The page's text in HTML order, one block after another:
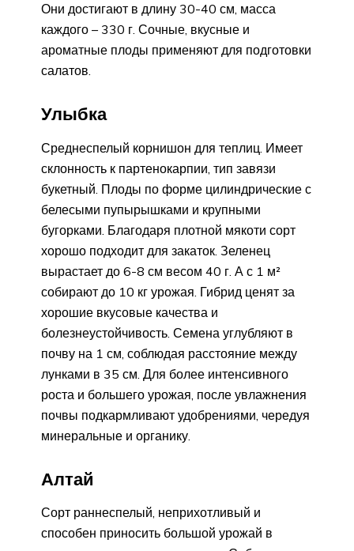
Они достигают в длину 30-40 см, масса
каждого – 330 г. Сочные, вкусные и
ароматные плоды применяют для подготовки
салатов.
Улыбка
Среднеспелый корнишон для теплиц. Имеет
склонность к партенокарпии, тип завязи
букетный. Плоды по форме цилиндрические с
белесыми пупырышками и крупными
бугорками. Благодаря плотной мякоти сорт
хорошо подходит для закаток. Зеленец
вырастает до 6-8 см весом 40 г. А с 1 м²
собирают до 10 кг урожая. Гибрид ценят за
хорошие вкусовые качества и
болезнеустойчивость. Семена углубляют в
почву на 1 см, соблюдая расстояние между
лунками в 35 см. Для более интенсивного
роста и большего урожая, после увлажнения
почвы подкармливают удобрениями, чередуя
минеральные и органику.
Алтай
Сорт раннеспелый, неприхотливый и
способен приносить большой урожай в